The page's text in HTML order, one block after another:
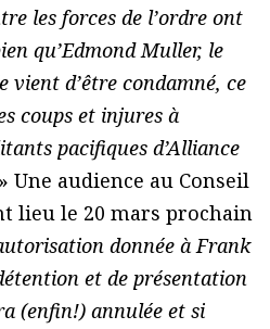
les forces de l’ordre ont
qu’Edmond Muller, le
d’être condamné, ce
coups et injures à
pacifiques d’Alliance
» Une audience au Conseil
lieu le 20 mars prochain
donnée à Frank
et de présentation
(enfin!) annulée et si